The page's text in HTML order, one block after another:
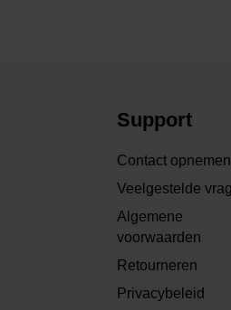
Support
Contact opnemen
Veelgestelde
Algemene
voorwaarden
Retourneren
Privacybeleid